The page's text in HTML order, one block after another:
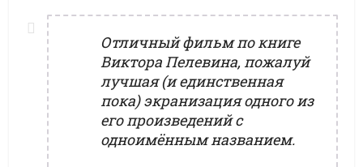
Отличный фильм по книге
Виктора Пелевина, пожалуй
лучшая (и единственная
пока) экранизация одного из
его произведений с
одноимённым названием.